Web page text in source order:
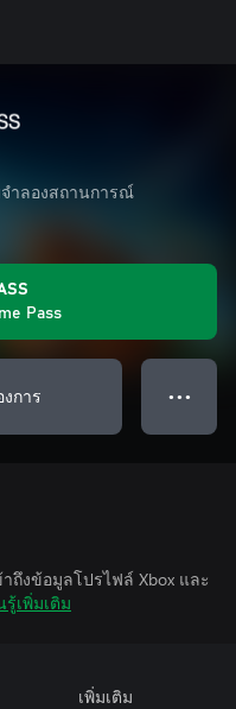
จำลองสถานการณ์
Pass
การ ● ● ●
ถึงข้อมูลโปรไฟล์ Xbox และ
รู้เพิ่มเติม
เพิ่มเติม